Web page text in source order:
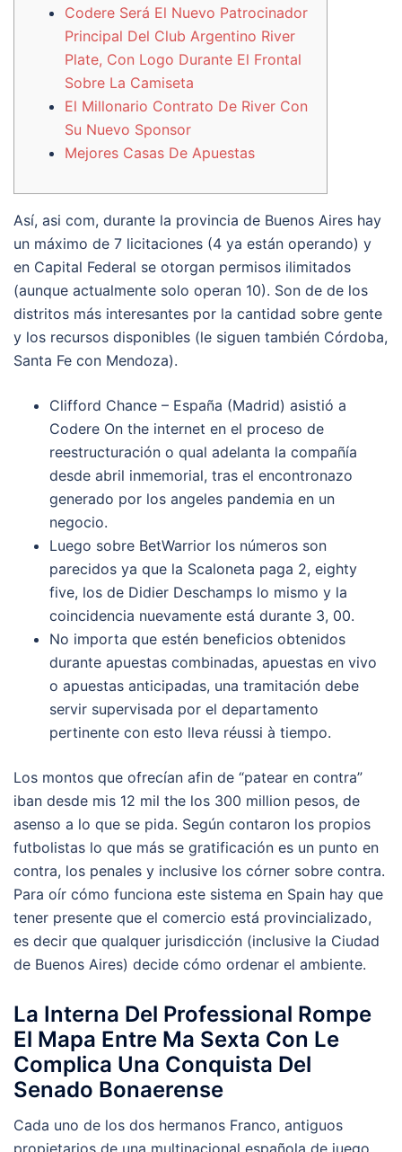
Codere Será El Nuevo Patrocinador
Principal Del Club Argentino River
Plate, Con Logo Durante El Frontal
Sobre La Camiseta
El Millonario Contrato De River Con
Su Nuevo Sponsor
Mejores Casas De Apuestas
Así, asi com, durante la provincia de Buenos Aires hay
un máximo de 7 licitaciones (4 ya están operando) y
en Capital Federal se otorgan permisos ilimitados
(aunque actualmente solo operan 10). Son de de los
distritos más interesantes por la cantidad sobre gente
y los recursos disponibles (le siguen también Córdoba,
Santa Fe con Mendoza).
Clifford Chance – España (Madrid) asistió a
Codere On the internet en el proceso de
reestructuración o qual adelanta la compañía
desde abril inmemorial, tras el encontronazo
generado por los angeles pandemia en un
negocio.
Luego sobre BetWarrior los números son
parecidos ya que la Scaloneta paga 2, eighty
five, los de Didier Deschamps lo mismo y la
coincidencia nuevamente está durante 3, 00.
No importa que estén beneficios obtenidos
durante apuestas combinadas, apuestas en vivo
o apuestas anticipadas, una tramitación debe
servir supervisada por el departamento
pertinente con esto lleva réussi à tiempo.
Los montos que ofrecían afin de “patear en contra”
iban desde mis 12 mil the los 300 million pesos, de
asenso a lo que se pida. Según contaron los propios
futbolistas lo que más se gratificación es un punto en
contra, los penales y inclusive los córner sobre contra.
Para oír cómo funciona este sistema en Spain hay que
tener presente que el comercio está provincializado,
es decir que qualquer jurisdicción (inclusive la Ciudad
de Buenos Aires) decide cómo ordenar el ambiente.
La Interna Del Professional Rompe
El Mapa Entre Ma Sexta Con Le
Complica Una Conquista Del
Senado Bonaerense
Cada uno de los dos hermanos Franco, antiguos
propietarios de una multinacional española de juego